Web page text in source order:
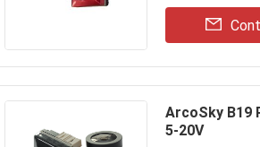
ArcoSky B19
5-20V